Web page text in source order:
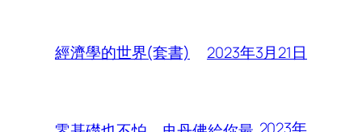
經濟學的世界(套書) 2023年3月21日